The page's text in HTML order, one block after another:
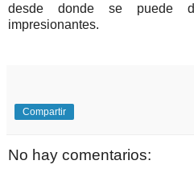
desde donde se puede
impresionantes.
Compartir
No hay comentarios: